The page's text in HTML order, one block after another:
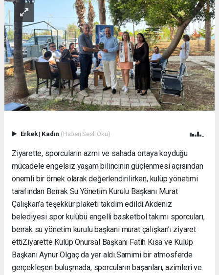
Erkek| Kadın (Haberi Sesli Oku)
Ziyarette, sporcuların azmi ve sahada ortaya koyduğu
mücadele engelsiz yaşam bilincinin güçlenmesi açısından
önemli bir örnek olarak değerlendirilirken, kulüp yönetimi
tarafından Berrak Su Yönetim Kurulu Başkanı Murat
Çalışkan’a teşekkür plaketi takdim edildi. ​Akdeniz
belediyesi spor kulübü engelli basketbol takımı sporcuları,
berrak su yönetim kurulu başkanı murat çalışkan’ı ziyaret
etti ​Ziyarette Kulüp Onursal Başkanı Fatih Kısa ve Kulüp
Başkanı Aynur Olgaç da yer aldı. ​Samimi bir atmosferde
gerçekleşen buluşmada, sporcuların başarıları, azimleri ve